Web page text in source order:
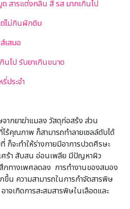
สารแต่งกลิ่น สี รส มากเกินไป
ไม่กินผักดิบ
เสมอ
นไป รับยาเกินขนาด
ประจำ
ากยาฆ่าแมลง วัสดุก่อสร้ง ส่วน
ร้คุณภาพ ก็สามารถทำลายเซลล์ตับได้
ก็จะทำให้ร่างกายมีอาการปวดศีรษะ
ศร้า สับสน อ่อนเพลีย มีปัญหาผิว
ทางเพศลดลง การทำงานของสมอง
น ความสามารถในการกำจัดสารพิษ
าจเกิดการสะสมสารพิษในเลือดและ